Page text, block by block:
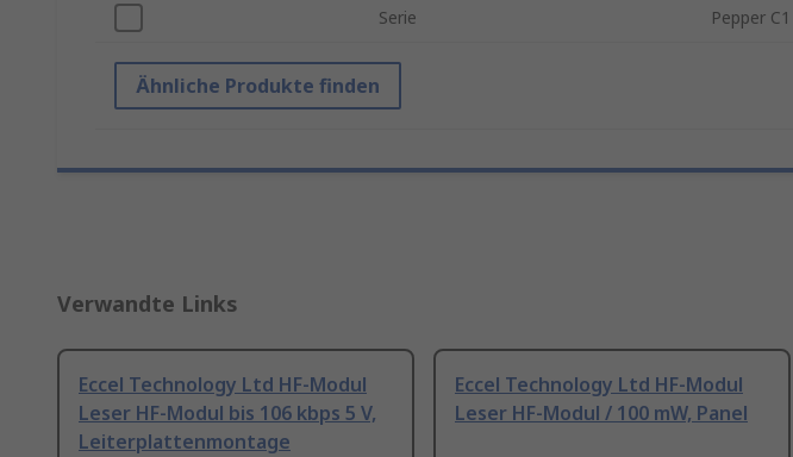
Serie Pepper
Ähnliche Produkte finden
Verwandte Links
Eccel Technology Ltd HF-Modul
Leser HF-Modul bis 106 kbps 5 V,
Leiterplattenmontage
Eccel Technology Ltd HF-Modul
Leser HF-Modul / 100 mW, Panel